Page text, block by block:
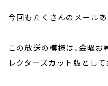
今回もたくさんのメールあ
この放送の模様は、金曜
レクターズカット版とし